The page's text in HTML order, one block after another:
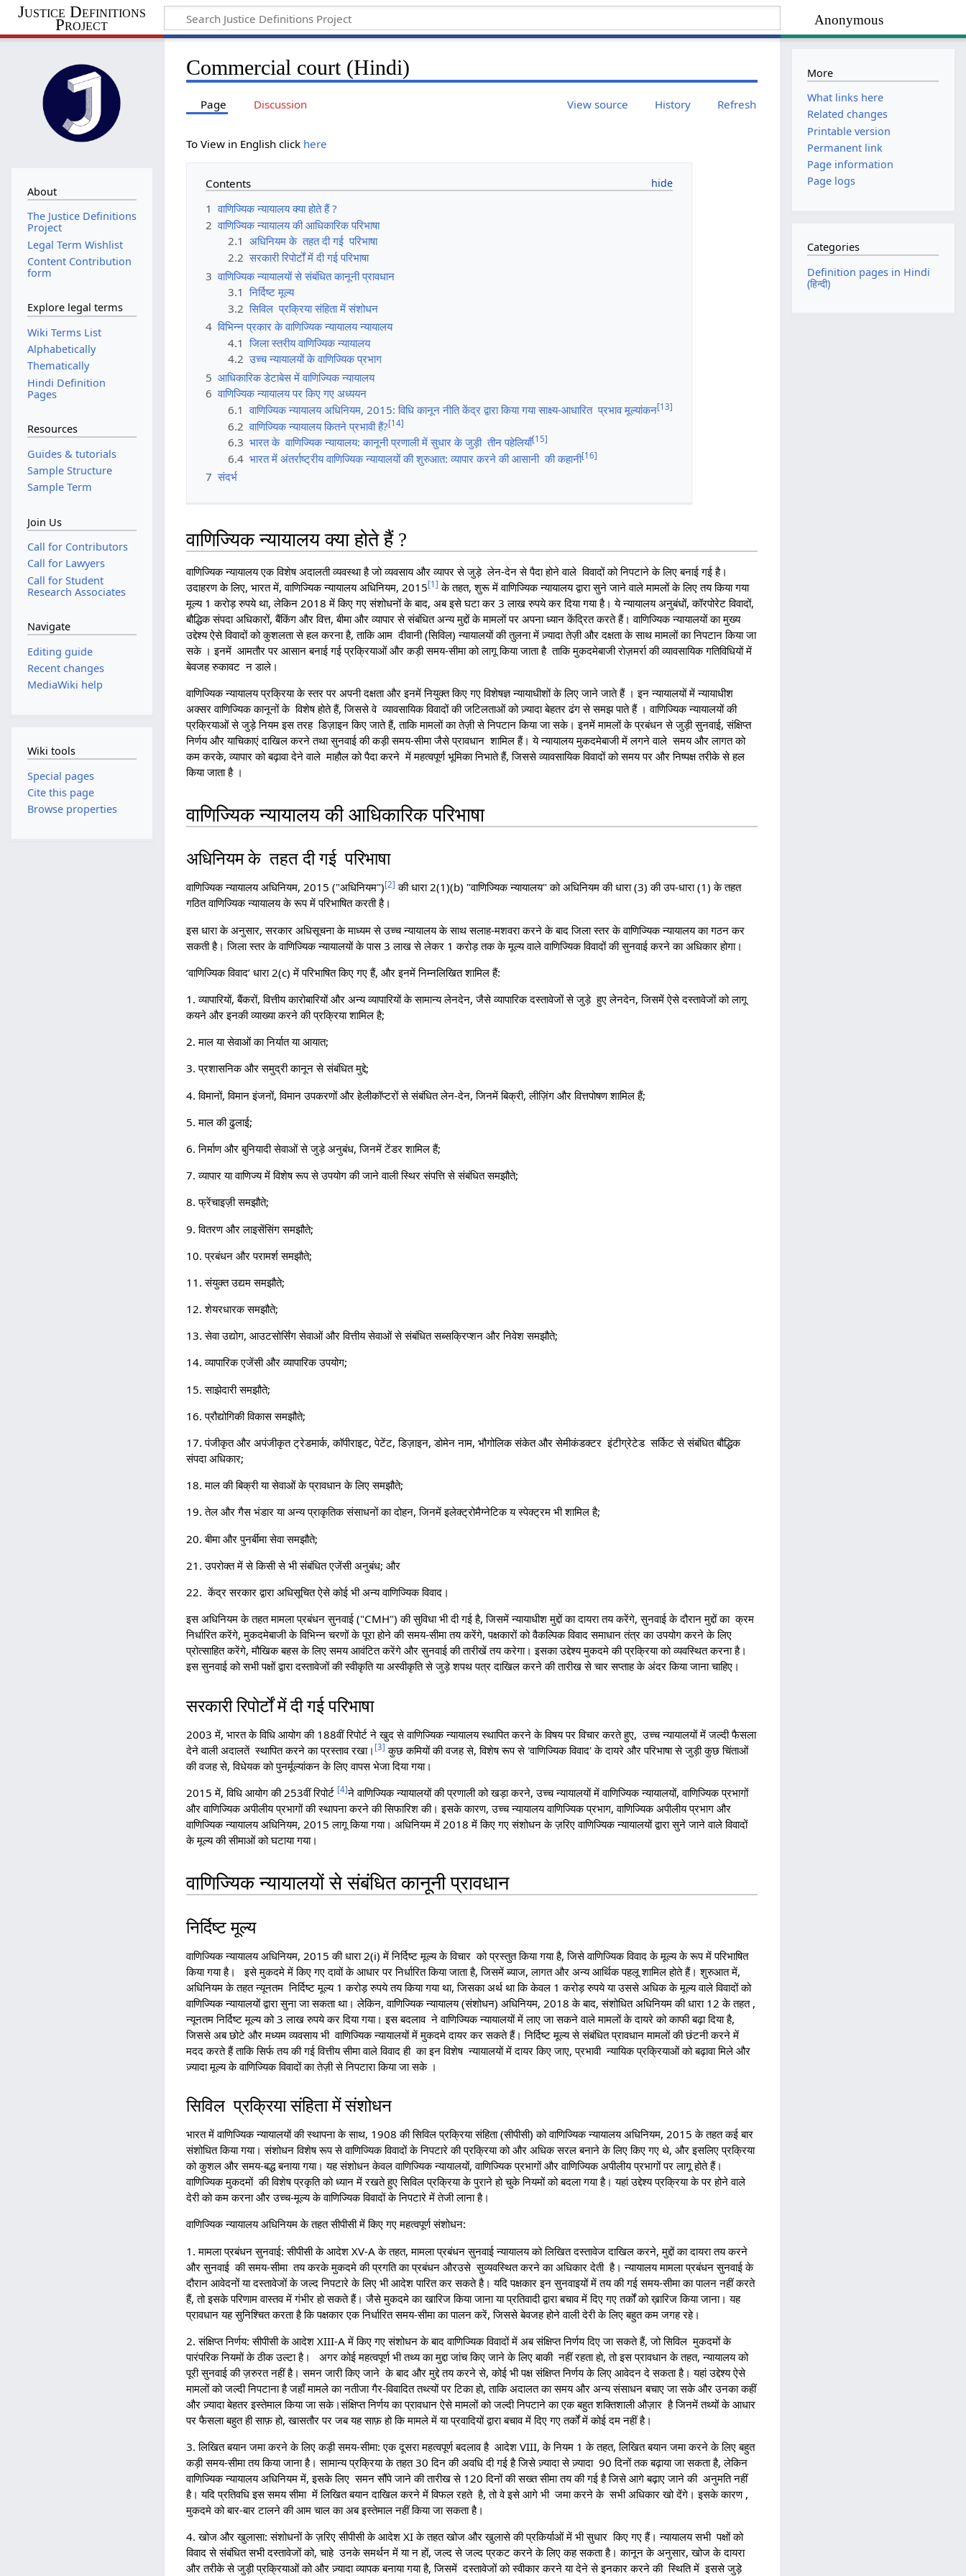
Anonymous
Justice Definitions
Project
Commercial court (Hindi)
Page Discussion View source History Refresh
To View in English click here
Contents
1 वाणिज्यिक न्यायालय क्या होते हैं ?
2 वाणिज्यिक न्यायालय की आधिकारिक परिभाषा
2.1 अधिनियम के तहत दी गई परिभाषा
2.2 सरकारी रिपोर्टों में दी गई परिभाषा
3 वाणिज्यिक न्यायालयों से संबंधित कानूनी प्रावधान
3.1 निर्दिष्ट मूल्य
3.2 सिविल प्रक्रिया संहिता में संशोधन
4 विभिन्न प्रकार के वाणिज्यिक न्यायालय न्यायालय
4.1 जिला स्तरीय वाणिज्यिक न्यायालय
4.2 उच्च न्यायालयों के वाणिज्यिक प्रभाग
5 आधिकारिक डेटाबेस में वाणिज्यिक न्यायालय
6 वाणिज्यिक न्यायालय पर किए गए अध्ययन
6.1 वाणिज्यिक न्यायालय अधिनियम, 2015: विधि कानून नीति केंद्र द्वारा किया गया साक्ष्य-आधारित प्रभाव मूल्यांकन[13]
6.2 वाणिज्यिक न्यायालय कितने प्रभावी हैं?[14]
6.3 भारत के वाणिज्यिक न्यायालय: कानूनी प्रणाली में सुधार के जुड़ी तीन पहेलियाँ[15]
6.4 भारत में अंतर्राष्ट्रीय वाणिज्यिक न्यायालयों की शुरुआत: व्यापार करने की आसानी की कहानी[16]
7 संदर्भ
वाणिज्यिक न्यायालय क्या होते हैं ?
वाणिज्यिक न्यायालय एक विशेष अदालती व्यवस्था है जो व्यवसाय और व्यापर से जुड़े लेन-देन से पैदा होने वाले विवादों को निपटाने के लिए बनाई गई है।
उदाहरण के लिए, भारत में, वाणिज्यिक न्यायालय अधिनियम, 2015[1] के तहत, शुरू में वाणिज्यिक न्यायालय द्वारा सुने जाने वाले मामलों के लिए तय किया गया
मूल्य 1 करोड़ रुपये था, लेकिन 2018 में किए गए संशोधनों के बाद, अब इसे घटा कर 3 लाख रुपये कर दिया गया है। ये न्यायालय अनुबंधों, कॉरपोरेट विवादों,
बौद्धिक संपदा अधिकारों, बैंकिंग और वित्त, बीमा और व्यापार से संबंधित अन्य मुद्दों के मामलों पर अपना ध्यान केंद्रित करते हैं। वाणिज्यिक न्यायालयों का मुख्य
उद्देश्य ऐसे विवादों को कुशलता से हल करना है, ताकि आम दीवानी (सिविल) न्यायालयों की तुलना में ज़्यादा तेज़ी और दक्षता के साथ मामलों का निपटान किया जा
सके । इनमें आमतौर पर आसान बनाई गई प्रक्रियाओं और कड़ी समय-सीमा को लागू किया जाता है ताकि मुकदमेबाजी रोज़मर्रा की व्यावसायिक गतिविधियों में
बेवजह रुकावट न डाले।
वाणिज्यिक न्यायालय प्रक्रिया के स्तर पर अपनी दक्षता और इनमें नियुक्त किए गए विशेषज्ञ न्यायाधीशों के लिए जाने जाते हैं । इन न्यायालयों में न्यायाधीश
अक्सर वाणिज्यिक कानूनों के विशेष होते हैं, जिससे वे व्यावसायिक विवादों की जटिलताओं को ज़्यादा बेहतर ढंग से समझ पाते हैं । वाणिज्यिक न्यायालयों की
प्रक्रियाओं से जुड़े नियम इस तरह डिज़ाइन किए जाते हैं, ताकि मामलों का तेज़ी से निपटान किया जा सके। इनमें मामलों के प्रबंधन से जुड़ी सुनवाई, संक्षिप्त
निर्णय और याचिकाएं दाखिल करने तथा सुनवाई की कड़ी समय-सीमा जैसे प्रावधान शामिल हैं। ये न्यायालय मुकदमेबाजी में लगने वाले समय और लागत को
कम करके, व्यापार को बढ़ावा देने वाले माहौल को पैदा करने में महत्वपूर्ण भूमिका निभाते हैं, जिससे व्यावसायिक विवादों को समय पर और निष्पक्ष तरीके से हल
किया जाता है ।
वाणिज्यिक न्यायालय की आधिकारिक परिभाषा
अधिनियम के तहत दी गई परिभाषा
वाणिज्यिक न्यायालय अधिनियम, 2015 ("अधिनियम")[2] की धारा 2(1)(b) "वाणिज्यिक न्यायालय" को अधिनियम की धारा (3) की उप-धारा (1) के तहत
गठित वाणिज्यिक न्यायालय के रूप में परिभाषित करती है।
इस धारा के अनुसार, सरकार अधिसूचना के माध्यम से उच्च न्यायालय के साथ सलाह-मशवरा करने के बाद जिला स्तर के वाणिज्यिक न्यायालय का गठन कर
सकती है। जिला स्तर के वाणिज्यिक न्यायालयों के पास 3 लाख से लेकर 1 करोड़ तक के मूल्य वाले वाणिज्यिक विवादों की सुनवाई करने का अधिकार होगा।
‘वाणिज्यिक विवाद’ धारा 2(c) में परिभाषित किए गए हैं, और इनमें निम्नलिखित शामिल हैं:
1. व्यापारियों, बैंकरों, वित्तीय कारोबारियों और अन्य व्यापारियों के सामान्य लेनदेन, जैसे व्यापारिक दस्तावेजों से जुड़े हुए लेनदेन, जिसमें ऐसे दस्तावेजों को लागू
कयने और इनकी व्याख्या करने की प्रक्रिया शामिल है;
2. माल या सेवाओं का निर्यात या आयात;
3. प्रशासनिक और समुद्री कानून से संबंधित मुद्दे;
4. विमानों, विमान इंजनों, विमान उपकरणों और हेलीकॉप्टरों से संबंधित लेन-देन, जिनमें बिक्री, लीज़िंग और वित्तपोषण शामिल हैं;
5. माल की ढुलाई;
6. निर्माण और बुनियादी सेवाओं से जुड़े अनुबंध, जिनमें टेंडर शामिल हैं;
7. व्यापार या वाणिज्य में विशेष रूप से उपयोग की जाने वाली स्थिर संपत्ति से संबंधित समझौते;
8. फ्रेंचाइज़ी समझौते;
9. वितरण और लाइसेंसिंग समझौते;
10. प्रबंधन और परामर्श समझौते;
11. संयुक्त उद्यम समझौते;
12. शेयरधारक समझौते;
13. सेवा उद्योग, आउटसोर्सिंग सेवाओं और वित्तीय सेवाओं से संबंधित सब्सक्रिप्शन और निवेश समझौते;
14. व्यापारिक एजेंसी और व्यापारिक उपयोग;
15. साझेदारी समझौते;
16. प्रौद्योगिकी विकास समझौते;
17. पंजीकृत और अपंजीकृत ट्रेडमार्क, कॉपीराइट, पेटेंट, डिज़ाइन, डोमेन नाम, भौगोलिक संकेत और सेमीकंडक्टर इंटीग्रेटेड सर्किट से संबंधित बौद्धिक
संपदा अधिकार;
18. माल की बिक्री या सेवाओं के प्रावधान के लिए समझौते;
19. तेल और गैस भंडार या अन्य प्राकृतिक संसाधनों का दोहन, जिनमें इलेक्ट्रोमैग्नेटिक य स्पेक्ट्रम भी शामिल है;
20. बीमा और पुनर्बीमा सेवा समझौते;
21. उपरोक्त में से किसी से भी संबंधित एजेंसी अनुबंध; और
22. केंद्र सरकार द्वारा अधिसूचित ऐसे कोई भी अन्य वाणिज्यिक विवाद।
इस अधिनियम के तहत मामला प्रबंधन सुनवाई ("CMH") की सुविधा भी दी गई है, जिसमें न्यायाधीश मुद्दों का दायरा तय करेंगे, सुनवाई के दौरान मुद्दों का क्रम
निर्धारित करेंगे, मुकदमेबाजी के विभिन्न चरणों के पूरा होने की समय-सीमा तय करेंगे, पक्षकारों को वैकल्पिक विवाद समाधान तंत्र का उपयोग करने के लिए
प्रोत्साहित करेंगे, मौखिक बहस के लिए समय आवंटित करेंगे और सुनवाई की तारीखें तय करेगा। इसका उद्देश्य मुकदमे की प्रक्रिया को व्यवस्थित करना है।
इस सुनवाई को सभी पक्षों द्वारा दस्तावेजों की स्वीकृति या अस्वीकृति से जुड़े शपथ पत्र दाखिल करने की तारीख से चार सप्ताह के अंदर किया जाना चाहिए।
सरकारी रिपोर्टों में दी गई परिभाषा
2003 में, भारत के विधि आयोग की 188वीं रिपोर्ट ने खुद से वाणिज्यिक न्यायालय स्थापित करने के विषय पर विचार करते हुए, उच्च न्यायालयों में जल्दी फैसला
देने वाली अदालतें स्थापित करने का प्रस्ताव रखा। [3] कुछ कमियों की वजह से, विशेष रूप से 'वाणिज्यिक विवाद' के दायरे और परिभाषा से जुड़ी कुछ चिंताओं
की वजह से, विधेयक को पुनर्मूल्यांकन के लिए वापस भेजा दिया गया।
2015 में, विधि आयोग की 253वीं रिपोर्ट [4]ने वाणिज्यिक न्यायालयों की प्रणाली को खड़ा करने, उच्च न्यायालयों में वाणिज्यिक न्यायालयों, वाणिज्यिक प्रभागों
और वाणिज्यिक अपीलीय प्रभागों की स्थापना करने की सिफारिश की। इसके कारण, उच्च न्यायालय वाणिज्यिक प्रभाग, वाणिज्यिक अपीलीय प्रभाग और
वाणिज्यिक न्यायालय अधिनियम, 2015 लागू किया गया। अधिनियम में 2018 में किए गए संशोधन के ज़रिए वाणिज्यिक न्यायालयों द्वारा सुने जाने वाले विवादों
के मूल्य की सीमाओं को घटाया गया।
वाणिज्यिक न्यायालयों से संबंधित कानूनी प्रावधान
निर्दिष्ट मूल्य
वाणिज्यिक न्यायालय अधिनियम, 2015 की धारा 2(i) में निर्दिष्ट मूल्य के विचार को प्रस्तुत किया गया है, जिसे वाणिज्यिक विवाद के मूल्य के रूप में परिभाषित
किया गया है। इसे मुकदमे में किए गए दावों के आधार पर निर्धारित किया जाता है, जिसमें ब्याज, लागत और अन्य आर्थिक पहलू शामिल होते हैं। शुरुआत में,
अधिनियम के तहत न्यूनतम निर्दिष्ट मूल्य 1 करोड़ रुपये तय किया गया था, जिसका अर्थ था कि केवल 1 करोड़ रुपये या उससे अधिक के मूल्य वाले विवादों को
वाणिज्यिक न्यायालयों द्वारा सुना जा सकता था। लेकिन, वाणिज्यिक न्यायालय (संशोधन) अधिनियम, 2018 के बाद, संशोधित अधिनियम की धारा 12 के तहत ,
न्यूनतम निर्दिष्ट मूल्य को 3 लाख रुपये कर दिया गया। इस बदलाव ने वाणिज्यिक न्यायालयों में लाए जा सकने वाले मामलों के दायरे को काफी बढ़ा दिया है,
जिससे अब छोटे और मध्यम व्यवसाय भी वाणिज्यिक न्यायालयों में मुकदमे दायर कर सकते हैं। निर्दिष्ट मूल्य से संबंधित प्रावधान मामलों की छंटनी करने में
मदद करते हैं ताकि सिर्फ तय की गई वित्तीय सीमा वाले विवाद ही का इन विशेष न्यायालयों में दायर किए जाए, प्रभावी न्यायिक प्रक्रियाओं को बढ़ावा मिले और
ज़्यादा मूल्य के वाणिज्यिक विवादों का तेज़ी से निपटारा किया जा सके ।
सिविल प्रक्रिया संहिता में संशोधन
भारत में वाणिज्यिक न्यायालयों की स्थापना के साथ, 1908 की सिविल प्रक्रिया संहिता (सीपीसी) को वाणिज्यिक न्यायालय अधिनियम, 2015 के तहत कई बार
संशोधित किया गया। संशोधन विशेष रूप से वाणिज्यिक विवादों के निपटारे की प्रक्रिया को और अधिक सरल बनाने के लिए किए गए थे, और इसलिए प्रक्रिया
को कुशल और समय-बद्ध बनाया गया। यह संशोधन केवल वाणिज्यिक न्यायालयों, वाणिज्यिक प्रभागों और वाणिज्यिक अपीलीय प्रभागों पर लागू होते हैं।
वाणिज्यिक मुकदमों की विशेष प्रकृति को ध्यान में रखते हुए सिविल प्रक्रिया के पुराने हो चुके नियमों को बदला गया है। यहां उद्देश्य प्रक्रिया के पर होने वाले
देरी को कम करना और उच्च-मूल्य के वाणिज्यिक विवादों के निपटारे में तेजी लाना है।
वाणिज्यिक न्यायालय अधिनियम के तहत सीपीसी में किए गए महत्वपूर्ण संशोधन:
1. मामला प्रबंधन सुनवाई: सीपीसी के आदेश XV-A के तहत, मामला प्रबंधन सुनवाई न्यायालय को लिखित दस्तावेज दाखिल करने, मुद्दों का दायरा तय करने
और सुनवाई की समय-सीमा तय करके मुकदमे की प्रगति का प्रबंधन औरउसे सुव्यवस्थित करने का अधिकार देती है। न्यायालय मामला प्रबंधन सुनवाई के
दौरान आवेदनों या दस्तावेजों के जल्द निपटारे के लिए भी आदेश पारित कर सकते है। यदि पक्षकार इन सुनवाइयों में तय की गई समय-सीमा का पालन नहीं करते
हैं, तो इसके परिणाम वास्तव में गंभीर हो सकते हैं। जैसे मुकदमे का खारिज किया जाना या प्रतिवादी द्वारा बचाव में दिए गए तर्कों को ख़ारिज किया जाना। यह
प्रावधान यह सुनिश्चित करता है कि पक्षकार एक निर्धारित समय-सीमा का पालन करें, जिससे बेवजह होने वाली देरी के लिए बहुत कम जगह रहे।
2. संक्षिप्त निर्णय: सीपीसी के आदेश XIII-A में किए गए संशोधन के बाद वाणिज्यिक विवादों में अब संक्षिप्त निर्णय दिए जा सकते हैं, जो सिविल मुकदमों के
पारंपरिक नियमों के ठीक उल्टा है। अगर कोई महत्वपूर्ण भी तथ्य का मुद्दा जांच किए जाने के लिए बाकी नहीं रहता हो, तो इस प्रावधान के तहत, न्यायालय को
पूरी सुनवाई की ज़रुरत नहीं है। समन जारी किए जाने के बाद और मुद्दे तय करने से, कोई भी पक्ष संक्षिप्त निर्णय के लिए आवेदन दे सकता है। यहां उद्देश्य ऐसे
मामलों को जल्दी निपटाना है जहाँ मामले का नतीजा गैर-विवादित तथ्त्यों पर टिका हो, ताकि अदालत का समय और अन्य संसाधन बचाए जा सके और उनका कहीं
और ज़्यादा बेहतर इस्तेमाल किया जा सके।संक्षिप्त निर्णय का प्रावधान ऐसे मामलों को जल्दी निपटाने का एक बहुत शक्तिशाली औज़ार है जिनमें तथ्यों के आधार
पर फैसला बहुत ही साफ़ हो, खासतौर पर जब यह साफ़ हो कि मामले में या प्रवादियों द्वारा बचाव में दिए गए तर्कों में कोई दम नहीं है।
3. लिखित बयान जमा करने के लिए कड़ी समय-सीमा: एक दूसरा महत्वपूर्ण बदलाव है आदेश VIII, के नियम 1 के तहत, लिखित बयान जमा करने के लिए बहुत
कड़ी समय-सीमा तय किया जाना है। सामान्य प्रक्रिया के तहत 30 दिन की अवधि दी गई है जिसे ज़्यादा से ज़्यादा 90 दिनों तक बढ़ाया जा सकता है, लेकिन
वाणिज्यिक न्यायालय अधिनियम में, इसके लिए समन सौंपे जाने की तारीख से 120 दिनों की सख्त सीमा तय की गई है जिसे आगे बढ़ाए जाने की अनुमति नहीं
है। यदि प्रतिवधि इस समय सीमा में लिखित बयान दाखिल करने में विफल रहते है, तो वे इसे आगे भी जमा करने के सभी अधिकार खो देंगे। इसके कारण ,
मुकदमे को बार-बार टालने की आम चाल का अब इस्तेमाल नहीं किया जा सकता है।
4. खोज और खुलासा: संशोधनों के ज़रिए सीपीसी के आदेश XI के तहत खोज और खुलासे की प्रकिर्याओं में भी सुधार किए गए हैं। न्यायालय सभी पक्षों को
विवाद से संबंधित सभी दस्तावेजों को, चाहे उनके समर्थन में या न हों, जल्द से जल्द प्रकट करने के लिए कह सकता है। कानून के अनुसार, खोज के दायरा
और तरीके से जुड़ी प्रक्रियाओं को और ज़्यादा व्यापक बनाया गया है, जिसमें दस्तावेजों को स्वीकार करने या देने से इनकार करने की स्थिति में इससे जुड़े
About
The Justice Definitions
Project
Legal Term Wishlist
Content Contribution
form
Explore legal terms
Wiki Terms List
Alphabetically
Thematically
Hindi Definition
Pages
Resources
Guides & tutorials
Sample Structure
Sample Term
Join Us
Call for Contributors
Call for Lawyers
Call for Student
Research Associates
Navigate
Editing guide
Recent changes
MediaWiki help
Wiki tools
Special pages
Cite this page
Browse properties
More
What links here
Related changes
Printable version
Permanent link
Page information
Page logs
Categories
Definition pages in Hindi
(हिन्दी)